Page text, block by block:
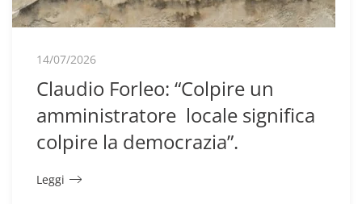
14/07/2026
Claudio Forleo: “Colpire un
amministratore locale significa
colpire la democrazia”.
Leggi